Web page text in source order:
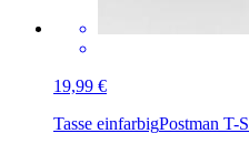
19,99 €
Tasse einfarbigPostman T-